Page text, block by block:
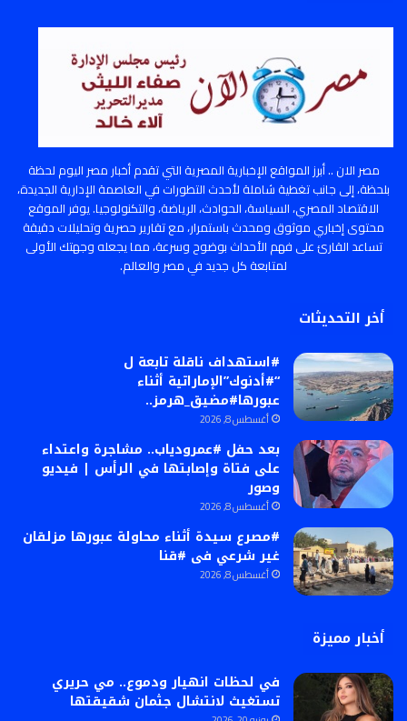
مصر الان .. أبرز المواقع الإخبارية المصرية التي تقدم أخبار مصر اليوم لحظة
بلحظة، إلى جانب تغطية شاملة لأحدث التطورات في العاصمة الإدارية الجديدة،
الاقتصاد المصري، السياسة، الحوادث، الرياضة، والتكنولوجيا. يوفر الموقع
محتوى إخباري موثوق ومحدث باستمرار، مع تقارير حصرية وتحليلات دقيقة
تساعد القارئ على فهم الأحداث بوضوح وسرعة، مما يجعله وجهتك الأولى
لمتابعة كل جديد في مصر والعالم.
أخر التحديثات
#استهداف ناقلة تابعة ل
“#أدنوك”الإماراتية أثناء
عبورها#مضيق_هرمز..
أغسطس 8, 2026
بعد حفل #عمرودياب.. مشاجرة واعتداء
على فتاة وإصابتها في الرأس | فيديو
وصور
أغسطس 8, 2026
#مصرع سيدة أثناء محاولة عبورها مزلقان
غير شرعي فى #قنا
أغسطس 8, 2026
أخبار مميزة
في لحظات انهيار ودموع.. مي حريري
تستغيث لانتشال جثمان شقيقتها